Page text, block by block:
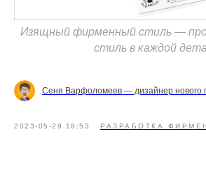
Изящный фирменный стиль —
стиль в каждой
Сеня Варфоломеев — дизайнер нового
2023-05-29 18:53 РАЗРАБОТКА